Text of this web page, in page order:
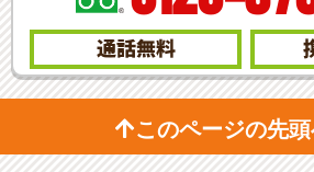
通話無料
このページの先